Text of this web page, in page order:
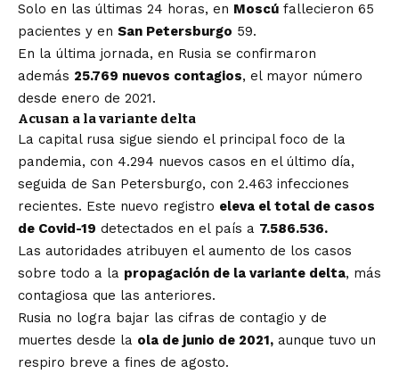
Solo en las últimas 24 horas, en Moscú fallecieron 65
pacientes y en San Petersburgo 59.
En la última jornada, en Rusia se confirmaron
además 25.769 nuevos contagios, el mayor número
desde enero de 2021.
Acusan a la variante delta
La capital rusa sigue siendo el principal foco de la
pandemia, con 4.294 nuevos casos en el último día,
seguida de San Petersburgo, con 2.463 infecciones
recientes. Este nuevo registro eleva el total de casos
de Covid-19 detectados en el país a 7.586.536.
Las autoridades atribuyen el aumento de los casos
sobre todo a la propagación de la variante delta, más
contagiosa que las anteriores.
Rusia no logra bajar las cifras de contagio y de
muertes desde la ola de junio de 2021, aunque tuvo un
respiro breve a fines de agosto.